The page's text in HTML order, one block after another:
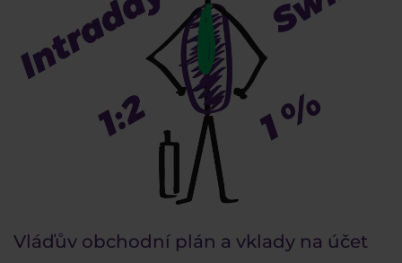
Vláďův obchodní plán a vklady na účet